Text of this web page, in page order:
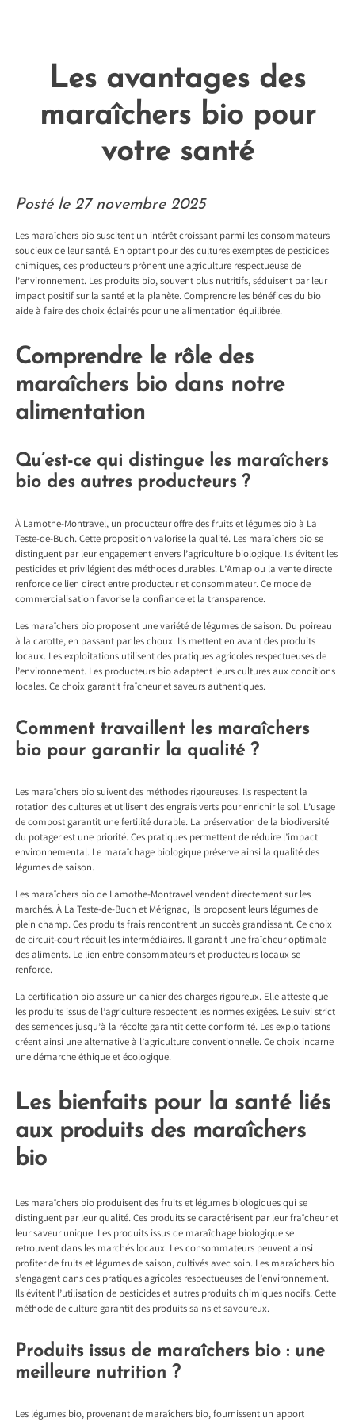
Les avantages des
maraîchers bio pour
votre santé
Posté le 27 novembre 2025
Les maraîchers bio suscitent un intérêt croissant parmi les consommateurs
soucieux de leur santé. En optant pour des cultures exemptes de pesticides
chimiques, ces producteurs prônent une agriculture respectueuse de
l’environnement. Les produits bio, souvent plus nutritifs, séduisent par leur
impact positif sur la santé et la planète. Comprendre les bénéfices du bio
aide à faire des choix éclairés pour une alimentation équilibrée.
Comprendre le rôle des
maraîchers bio dans notre
alimentation
Qu’est-ce qui distingue les maraîchers
bio des autres producteurs ?
À Lamothe-Montravel, un producteur offre desfruits et légumes bio à La
Teste-de-Buch. Cette proposition valorise la qualité. Les maraîchers bio se
distinguent par leur engagement envers l’agriculture biologique. Ils évitent les
pesticides et privilégient des méthodes durables. L’Amap ou la vente directe
renforce ce lien direct entre producteur et consommateur. Ce mode de
commercialisation favorise la confiance et la transparence.
Les maraîchers bio proposent une variété de légumes de saison. Du poireau
à la carotte, en passant par les choux. Ils mettent en avant des produits
locaux. Les exploitations utilisent des pratiques agricoles respectueuses de
l’environnement. Les producteurs bio adaptent leurs cultures aux conditions
locales. Ce choix garantit fraîcheur et saveurs authentiques.
Comment travaillent les maraîchers
bio pour garantir la qualité ?
Les maraîchers bio suivent des méthodes rigoureuses. Ils respectent la
rotation des cultures et utilisent des engrais verts pour enrichir le sol. L’usage
de compost garantit une fertilité durable. La préservation de la biodiversité
du potager est une priorité. Ces pratiques permettent de réduire l’impact
environnemental. Le maraîchage biologique préserve ainsi la qualité des
légumes de saison.
Les maraîchers bio de Lamothe-Montravel vendent directement sur les
marchés. À La Teste-de-Buch et Mérignac, ils proposent leurs légumes de
plein champ. Ces produits frais rencontrent un succès grandissant. Ce choix
de circuit-court réduit les intermédiaires. Il garantit une fraîcheur optimale
des aliments. Le lien entre consommateurs et producteurs locaux se
renforce.
La certification bio assure un cahier des charges rigoureux. Elle atteste que
les produits issus de l’agriculture respectent les normes exigées. Le suivi strict
des semences jusqu’à la récolte garantit cette conformité. Les exploitations
créent ainsi une alternative à l’agriculture conventionnelle. Ce choix incarne
une démarche éthique et écologique.
Les bienfaits pour la santé liés
aux produits des maraîchers
bio
Les maraîchers bio produisent des fruits et légumes biologiques qui se
distinguent par leur qualité. Ces produits se caractérisent par leur fraîcheur et
leur saveur unique. Les produits issus de maraîchage biologique se
retrouvent dans les marchés locaux. Les consommateurs peuvent ainsi
profiter de fruits et légumes de saison, cultivés avec soin. Les maraîchers bio
s’engagent dans des pratiques agricoles respectueuses de l’environnement.
Ils évitent l’utilisation de pesticides et autres produits chimiques nocifs. Cette
méthode de culture garantit des produits sains et savoureux.
Produits issus de maraîchers bio : une
meilleure nutrition ?
Les légumes bio, provenant de maraîchers bio, fournissent un apport